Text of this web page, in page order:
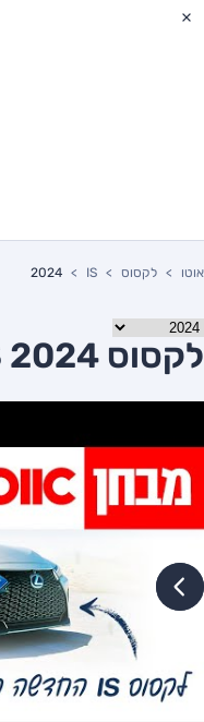
אוטו לקסוס IS
2024
לקסוס IS 2024 יד שניה